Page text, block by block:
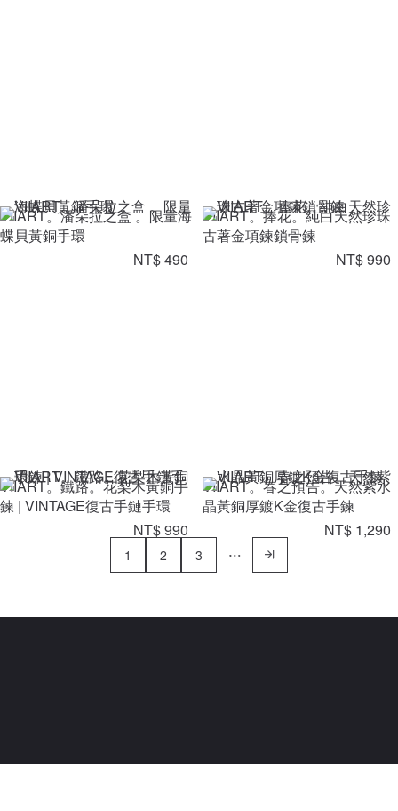
VIIART。潘朵拉之盒 。限量海
蝶貝黃銅手環
NT$ 490
VIIART。捧花。純白天然珍珠
古著金項鍊鎖骨鍊
NT$ 990
VIIART。鐵路。花梨木黃銅手
鍊 | VINTAGE復古手鏈手環
NT$ 990
VIIART。春之預告。天然紫水
晶黃銅厚鍍K金復古手鍊
NT$ 1,290
1 2 3